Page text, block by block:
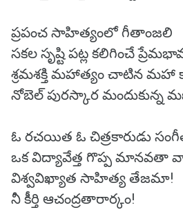
ప్రపంచ సాహిత్యంలో గీతాంజలి
సకల సృష్టి పట్ల కలిగించే
శ్రమశక్తి మహాత్యం చాటిన మహా
నోబెల్ పురస్కార మందుకున్న
ఓ రచయిత ఓ చిత్రకారుడు
ఒక విద్యావేత్త గొప్ప మానవతా
విశ్వవిఖ్యాత
నీ కీర్తి ఆచంద్రతారార్కం!